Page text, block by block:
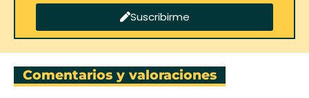
Suscribirme
Comentarios y valoraciones